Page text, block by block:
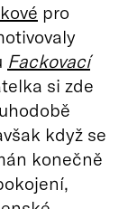
pro
Fackovací
si zde
když se
konečně